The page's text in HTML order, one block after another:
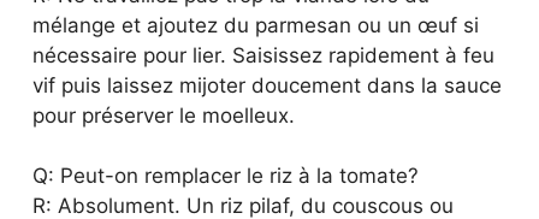
Q: Peut-on remplacer le riz à la tomate?
R: Absolument. Un riz pilaf, du couscous ou
même du riz sauvage conviennent très bien et
ajustez l’assaisonnement pour que le Riz aux
Boulettes de Viande garde son équilibre.